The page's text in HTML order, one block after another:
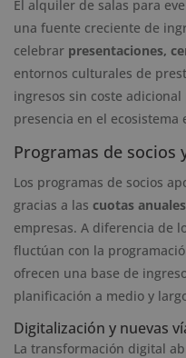
El alquiler de salas para
una fuente creciente de
celebrar presentaciones,
entornos culturales de
ingresos sin coste
presencia en el ecosistema
Programas de socios
Los programas de socios
gracias a las cuotas anuales
empresas. A diferencia de
fluctúan con la
ofrecen una base de
planificación a medio y
Digitalización y nuevas
La transformación digital